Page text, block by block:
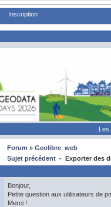
Inscription
Les
Forum » Geolibre_web
Sujet précédent - Exporter des
Bonjour,
Petite question aux utilisateurs de
Merci !